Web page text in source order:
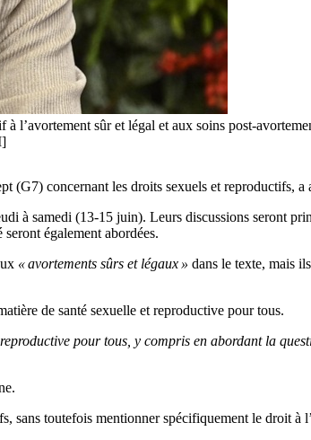
l’avortement sûr et légal et aux soins post-
(G7) concernant les droits sexuels et reproductifs, a
à samedi (13-15 juin). Leurs discussions seront
également abordées.
« avortements sûrs et légaux » dans le texte, mais
de santé sexuelle et reproductive pour tous.
pour tous, y compris en abordant la
sans toutefois mentionner spécifiquement le droit à